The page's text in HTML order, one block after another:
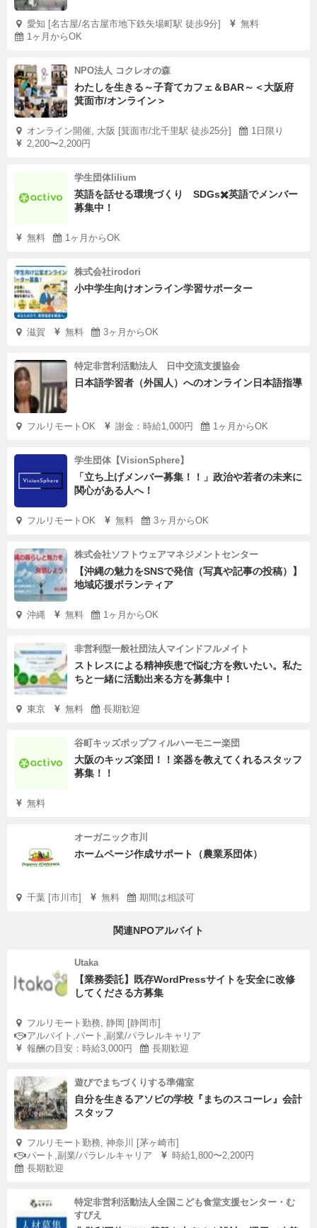
愛知 [名古屋/名古屋市地下鉄矢場町駅 徒歩9分]
無料
1ヶ月からOK
NPO法人 コクレオの森
わたしを生きる～子育てカフェ＆BAR～＜大阪府
箕面市/オンライン＞
オンライン開催, 大阪 [箕面市/北千里駅 徒歩25分]
1日限り
2,200〜2,200円
学生団体lilium
英語を話せる環境づくり SDGs✖️英語でメンバー
募集中！
無料 1ヶ月からOK
株式会社irodori
小中学生向けオンライン学習サポーター
滋賀 無料 3ヶ月からOK
特定非営利活動法人 日中交流支援協会
日本語学習者（外国人）へのオンライン日本語指導
フルリモートOK 謝金：時給1,000円 1ヶ月からOK
学生団体【VisionSphere】
「立ち上げメンバー募集！！」政治や若者の未来に
関心がある人へ！
フルリモートOK 無料 3ヶ月からOK
株式会社ソフトウェアマネジメントセンター
【沖縄の魅力をSNSで発信（写真や記事の投稿）】
地域応援ボランティア
沖縄 無料 1ヶ月からOK
非営利型一般社団法人マインドフルメイト
ストレスによる精神疾患で悩む方を救いたい。私た
ちと一緒に活動出来る方を募集中！
東京 無料 長期歓迎
谷町キッズポップフィルハーモニー楽団
大阪のキッズ楽団！！楽器を教えてくれるスタッフ
募集！！
無料
オーガニック市川
ホームページ作成サポート（農業系団体）
千葉 [市川市] 無料 期間は相談可
関連NPOアルバイト
Utaka
【業務委託】既存WordPressサイトを安全に改修
してくださる方募集
フルリモート勤務, 静岡 [静岡市]
アルバイト,パート,副業/パラレルキャリア
報酬の目安：時給3,000円
長期歓迎
遊びでまちづくりする準備室
自分を生きるアソビの学校『まちのスコーレ』会計
スタッフ
フルリモート勤務, 神奈川 [茅ヶ崎市]
パート,副業/パラレルキャリア
時給1,800〜2,200円
長期歓迎
特定非営利活動法人全国こども食堂支援センター・む
すびえ